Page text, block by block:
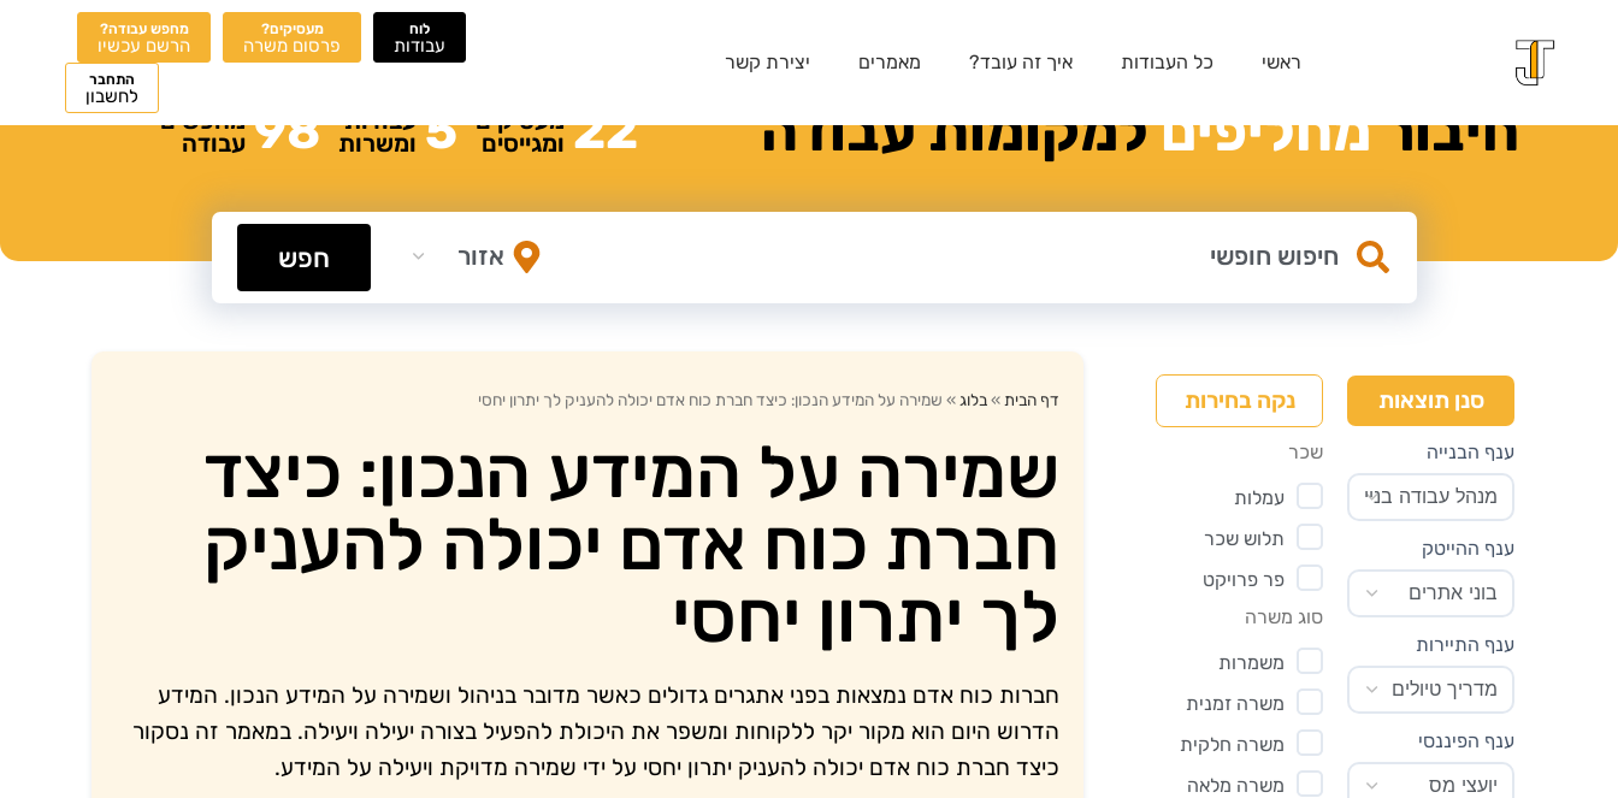
ראשי כל העבודות איך זה עובד? מאמרים יצירת קשר
לוח
עבודות
מעסיקים?
פרסום משרה
מחפש עבודה?
הרשם עכשיו
התחבר
לחשבון חיבורמחליפיםלמקומותעבודה 22 מעסיקים
ומגייסים 5 עבודות
ומשרות 98 מחפשים
עבודה
חפש
סנן תוצאות נקה בחירות
ענף הבנייה
ענף ההייטק
ענף התיירות
ענף הפיננסי
שכר
עמלות
תלוש שכר
פר פרויקט
סוג משרה
משמרות
משרה זמנית
משרה חלקית
משרה מלאה
דף הבית »בלוג » שמירה על המידע הנכון: כיצד חברת כוח אדם יכולה להעניק לך יתרון יחסי
שמירה על המידע הנכון: כיצד
חברת כוח אדם יכולה להעניק
לך יתרון יחסי
חברות כוח אדם נמצאות בפני אתגרים גדולים כאשר מדובר בניהול ושמירה על המידע הנכון. המידע
הדרוש היום הוא מקור יקר ללקוחות ומשפר את היכולת להפעיל בצורה יעילה ויעילה. במאמר זה נסקור
כיצד חברת כוח אדם יכולה להעניק יתרון יחסי על ידי שמירה מדויקת ויעילה על המידע.